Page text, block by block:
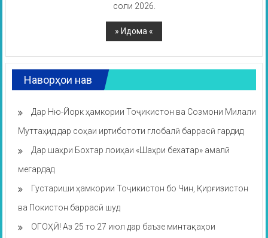
соли 2026.
Наворҳои нав
Дар Ню-Йорк ҳамкории Тоҷикистон ва Созмони Милали
Муттаҳид дар соҳаи иртибототи глобалӣ баррасӣ гардид
Дар шаҳри Бохтар лоиҳаи «Шаҳри бехатар» амалӣ
мегардад
Густариши ҳамкории Тоҷикистон бо Чин, Қирғизистон
ва Покистон баррасӣ шуд
ОГОҲӢ! Аз 25 то 27 июл дар баъзе минтақаҳои